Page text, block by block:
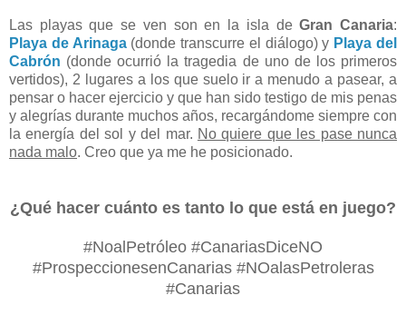
Las playas que se ven son en la isla deGran Canaria:
Playa de Arinaga(donde transcurre el diálogo) y Playa del
Cabrón (donde ocurrió la tragedia de uno de los primeros
vertidos), 2 lugares a los que suelo ir a menudo a pasear, a
pensar o hacer ejercicio y que han sido testigo de mis penas
y alegrías durante muchos años, recargándome siempre con
la energía del sol y del mar. No quiere que les pase nunca
nada malo. Creo que ya me he posicionado.
¿Qué hacer cuánto es tanto lo que está en juego?
#NoalPetróleo #CanariasDiceNO
#ProspeccionesenCanarias #NOalasPetroleras
#Canarias